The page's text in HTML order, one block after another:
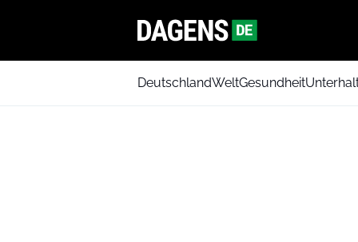
DeutschlandWeltGesundheit